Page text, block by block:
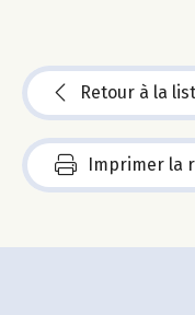
Retour à la
Imprimer la